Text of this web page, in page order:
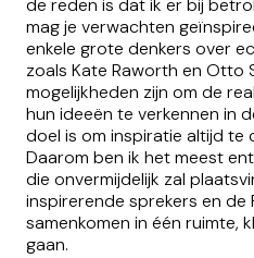
de reden is dat ik er bij
mag je verwachten
enkele grote denkers over
zoals Kate Raworth en Otto
mogelijkheden zijn om de
hun ideeën te verkennen in
doel is om inspiratie altijd te
Daarom ben ik het meest
die onvermijdelijk zal
inspirerende sprekers en de
samenkomen in één ruimte,
gaan.